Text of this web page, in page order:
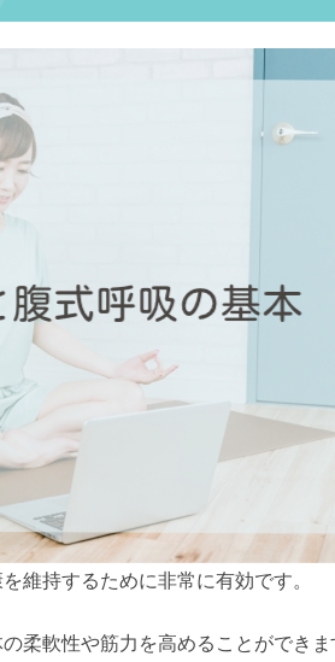
維持するために非常に有効です。
柔軟性や筋力を高めることができ